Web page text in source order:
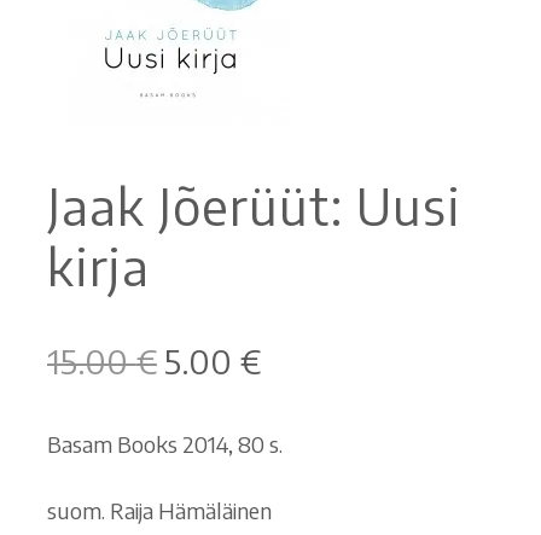
Ostoskori
Saavutettavuusseloste
Jaak Jõerüüt: Uusi
kirja
15.00€ Alkuperäinen
oli:
5.00 €Nykyinen
on:
Basam Books 2014, 80 s.
suom. Raija Hämäläinen